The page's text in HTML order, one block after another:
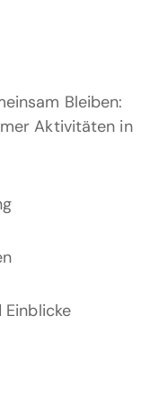
Bleiben:
Aktivitäten in
Einblicke